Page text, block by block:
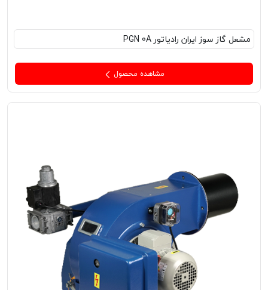
مشعل‌ گاز سوز ایران رادیاتور PGN 0A
مشاهده محصول